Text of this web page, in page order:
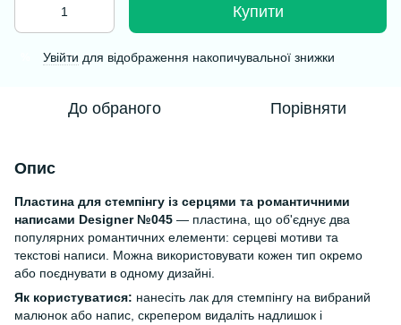
Купити
Увійти для відображення накопичувальної знижки
До обраного Порівняти
Опис
Пластина для стемпінгу із серцями та романтичними
написами Designer №045 — пластина, що об'єднує два
популярних романтичних елементи: серцеві мотиви та
текстові написи. Можна використовувати кожен тип окремо
або поєднувати в одному дизайні.
Як користуватися: нанесіть лак для стемпінгу на вибраний
малюнок або напис, скрепером видаліть надлишок і